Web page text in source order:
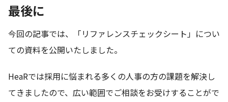
最後に
今回の記事では、「リファレンスチェックシート」につい
ての資料を公開いたしました。
HeaRでは採用に悩まれる多くの人事の方の課題を解決し
てきましたので、広い範囲でご相談をお受けすることがで